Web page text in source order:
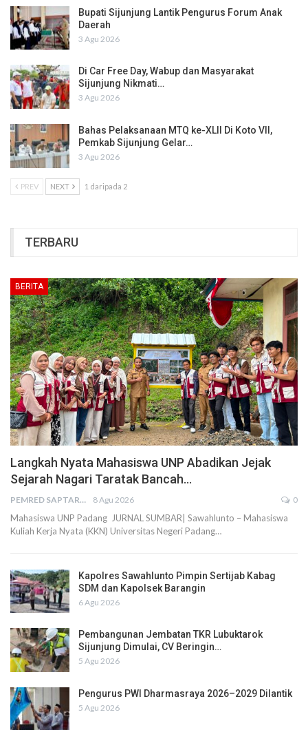
Bupati Sijunjung Lantik Pengurus Forum Anak
Daerah
3 Agu 2026
Di Car Free Day, Wabup dan Masyarakat
Sijunjung Nikmati…
3 Agu 2026
Bahas Pelaksanaan MTQ ke-XLII Di Koto VII,
Pemkab Sijunjung Gelar…
3 Agu 2026
PREV NEXT 1 daripada 2
TERBARU
BERITA
Langkah Nyata Mahasiswa UNP Abadikan Jejak
Sejarah Nagari Taratak Bancah…
PEMRED SAPTARIUS 8 Agu 2026 0
Mahasiswa UNP Padang JURNAL SUMBAR| Sawahlunto – Mahasiswa
Kuliah Kerja Nyata (KKN) Universitas Negeri Padang…
Kapolres Sawahlunto Pimpin Sertijab Kabag
SDM dan Kapolsek Barangin
6 Agu 2026
Pembangunan Jembatan TKR Lubuktarok
Sijunjung Dimulai, CV Beringin…
5 Agu 2026
Pengurus PWI Dharmasraya 2026–2029 Dilantik
5 Agu 2026